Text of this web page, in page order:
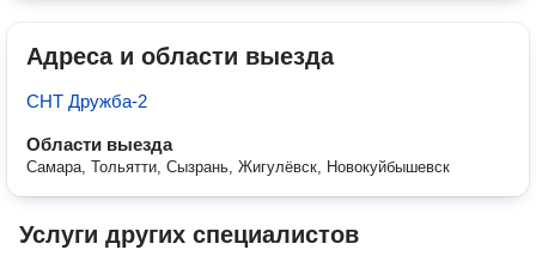
Адреса и области выезда
СНТ Дружба-2
Области выезда
Самара, Тольятти, Сызрань, Жигулёвск, Новокуйбышевск
Услуги других специалистов